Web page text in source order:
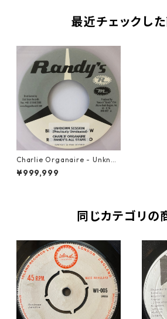
最近チェックし
Charlie Organaire - Unkno
wn Session【7-20688】
¥999,999
同じカテゴリの